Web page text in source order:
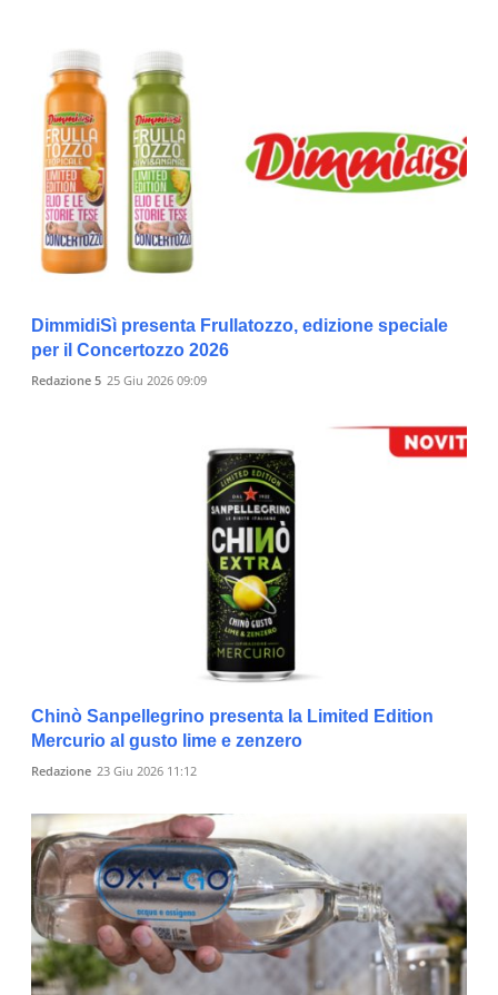
DimmidiSì presenta Frullatozzo, edizione speciale
per il Concertozzo 2026
Redazione 5 25 Giu 2026 09:09
Chinò Sanpellegrino presenta la Limited Edition
Mercurio al gusto lime e zenzero
Redazione 23 Giu 2026 11:12